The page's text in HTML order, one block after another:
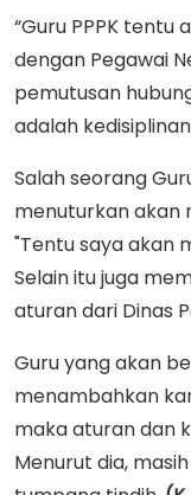
“Guru PPPK
dengan Pegawai
pemutusan
adalah
Salah seorang
menuturkan akan
"Tentu saya akan
Selain itu juga
aturan dari Dinas
Guru yang akan
menambahkan
maka aturan dan
Menurut dia,